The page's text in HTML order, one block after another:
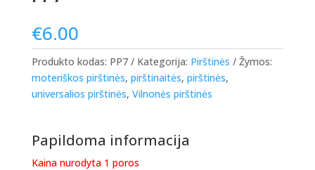
€6.00
Produkto kodas: PP7 Kategorija: Pirštinės
Žymos:
moteriškos pirštinės, pirštinaitės, pirštinės,
universalios pirštinės, Vilnonės pirštinės
Papildoma informacija
Kaina nurodyta 1 poros